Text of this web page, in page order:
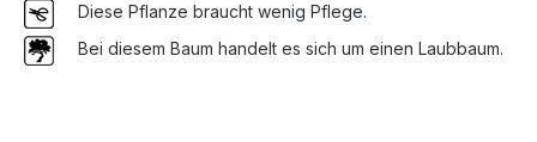
Diese Pflanze braucht wenig Pflege.
Bei diesem Baum handelt es sich um einen Laubbaum.